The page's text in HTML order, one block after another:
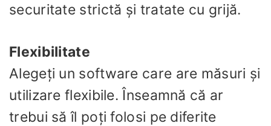
securitate strictă și tratate cu grijă.
Flexibilitate
Alegeți un software care are măsuri și
utilizare flexibile. Înseamnă că ar
trebui să îl poți folosi pe diferite